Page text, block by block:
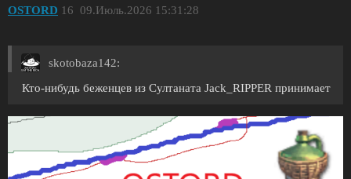
OSTORD 09.Июль.2026 15:31:28
16
skotobaza142:
Кто-нибудь беженцев из Султаната Jack_RIPPER принимает